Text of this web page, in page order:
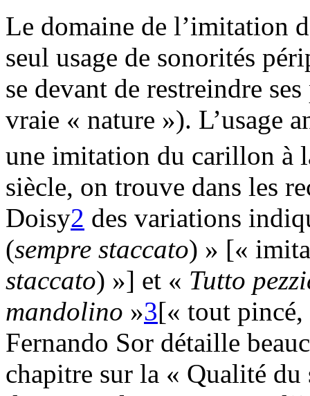
Le domaine de l’imitation
seul usage de sonorités
se devant de restreindre
vraie « nature »). L’usage
une imitation du carillon à
siècle, on trouve dans les
Doisy2 des variations
(sempre staccato) » [«
staccato) »] et « Tutto
mandolino »3[« tout
Fernando Sor détaille
chapitre sur la « Qualité